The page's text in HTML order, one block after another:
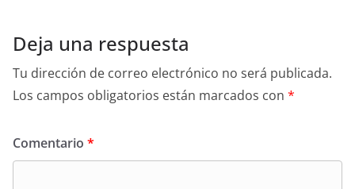
Deja una respuesta
Tu dirección de correo electrónico no será publicada.
Los campos obligatorios están marcados con *
Comentario *